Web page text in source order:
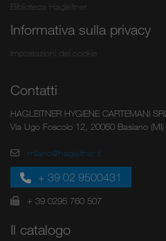
Biblioteca Hagleitner
Informativa sulla privacy
Impostazioni dei cookie
Contatti
HAGLEITNER HYGIENE CARTEMANI SRL
Via Ugo Foscolo 12, 20060 Basiano (MI)
milano@hagleitner.it
+ 39 02 9500431
+ 39 0295 760 507
Il catalogo